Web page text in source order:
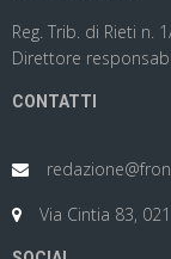
Reg. Trib. di Rieti n.
Direttore
CONTATTI
Via Cintia 83,